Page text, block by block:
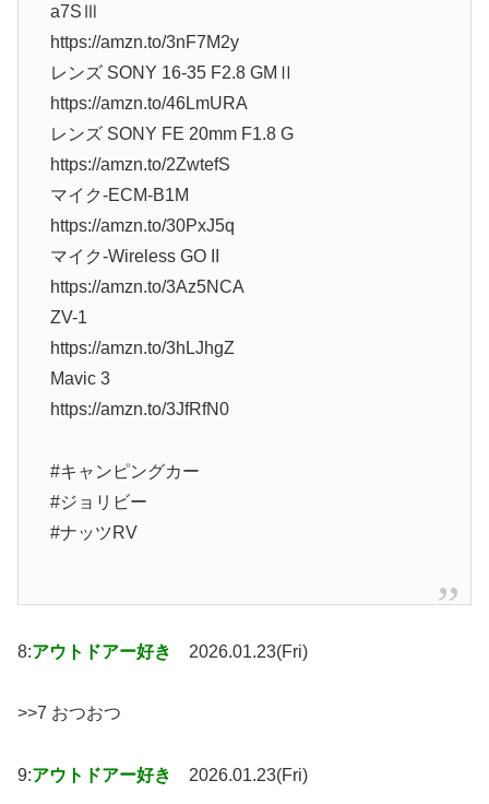
a7SⅢ
https://amzn.to/3nF7M2y
レンズ SONY 16-35 F2.8 GMⅡ
https://amzn.to/46LmURA
レンズ SONY FE 20mm F1.8 G
https://amzn.to/2ZwtefS
マイク-ECM-B1M
https://amzn.to/30PxJ5q
マイク-Wireless GO II
https://amzn.to/3Az5NCA
ZV-1
https://amzn.to/3hLJhgZ
Mavic 3
https://amzn.to/3JfRfN0
#キャンピングカー
#ジョリビー
#ナッツRV
8:アウトドアー好き 2026.01.23(Fri)
>>7 おつおつ
9:アウトドアー好き 2026.01.23(Fri)